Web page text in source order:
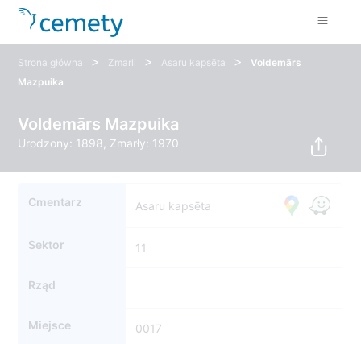
Strona główna > Zmarli > Asaru kapsēta >
Voldemārs
Mazpuika
Voldemārs Mazpuika
Urodzony: 1898, Zmarły: 1970
Cmentarz Asaru kapsēta
Sektor 11
Rząd
Miejsce 0017